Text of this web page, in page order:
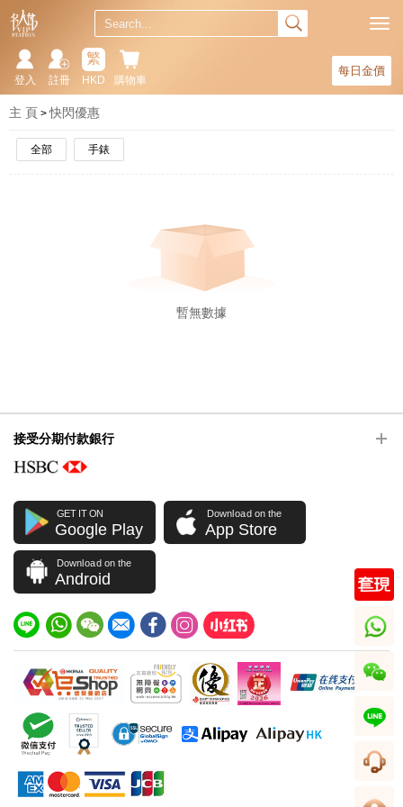
每日金價
購物車
繁
HKD
註冊
登入
主 頁 快閃優惠
全部 手錶
暫無數據
接受分期付款銀行
GET IT ON
Google Play
Download on the
App Store
Download on the
Android
whatsapp